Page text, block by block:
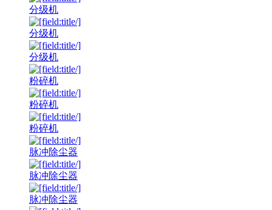
分级机
分级机
分级机
粉碎机
粉碎机
粉碎机
脉冲除尘器
脉冲除尘器
脉冲除尘器